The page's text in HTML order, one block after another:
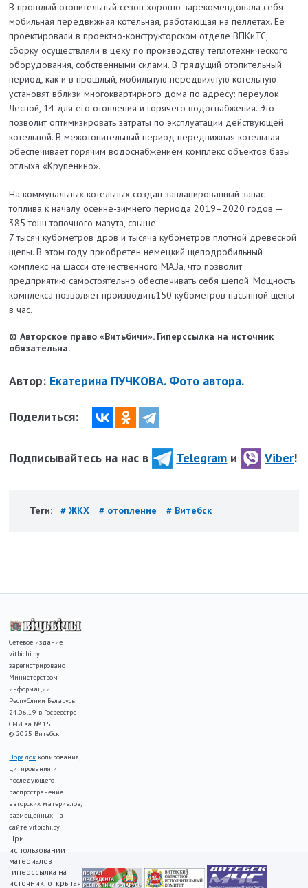
В прошлый отопительный сезон хорошо зарекомендовала себя
мобильная передвижная котельная, работающая на пеллетах. Ее
проектировали в проектно-кон­структорском отделе ВПКиТС,
сборку осуществляли в цеху по производству теплотехнического
оборудования, собственными силами. В грядущий отопительный
период, как и в прошлый, мобильную передвижную котельную
установят вблизи многоквартирного дома по адресу: переулок
Лесной, 14 для его отопления и горячего водоснабжения. Это
позволит оптимизировать затраты по эксплуатации действующей
котельной. В межотопительный период передвижная котельная
обеспечивает горячим водоснабжением комплекс объектов базы
отдыха «Крупенино».
На коммунальных котельных соз­дан запланированный запас
топлива к началу осенне-зимнего периода 2019–2020 годов —
385 тонн топочного мазута, свыше
7 тысяч кубометров дров и тысяча кубометров плотной древесной
щепы. В этом году приобретен немецкий щеподробильный
комплекс на шасси отечественного МАЗа, что позволит
предприятию самостоятельно обеспечивать себя щепой. Мощность
комплекса позволяет производить150 кубометров насыпной щепы
в час.
© Авторское право «Витьбичи». Гиперссылка на источник
обязательна.
Автор: Екатерина ПУЧКОВА. Фото автора.
Поделиться:
Подписывайтесь на нас в Telegram и Viber!
Теги: # ЖКХ # отопление # Витебск
Сетевое издание
vitbichi.by
зарегистрировано
Министерством
информации
Республики Беларусь
24.06.19 в Госреестре
СМИ за № 15.
© 2025 Витебск
Порядок копирования,
цитирования и
последующего
распространение
авторских материалов,
размещенных на
сайте vitbichi.by
При
использовании
материалов
гиперссылка на
источник, открытая